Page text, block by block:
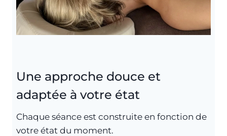
Une approche douce et
adaptée à votre état
Chaque séance est construite en fonction de
votre état du moment.